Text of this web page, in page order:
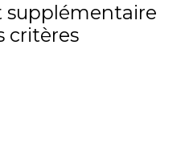
supplémentaire
critères